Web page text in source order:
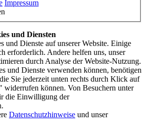
Impressum
und Diensten
und Dienste auf unserer Website. Einige
erforderlich. Andere helfen uns, unser
durch Analyse der Website-Nutzung.
und Dienste verwenden können, benötigen
Sie jederzeit unten rechts durch Klick auf
widerrufen können. Von Besuchern unter
die Einwilligung der
Datenschutzhinweise und unser